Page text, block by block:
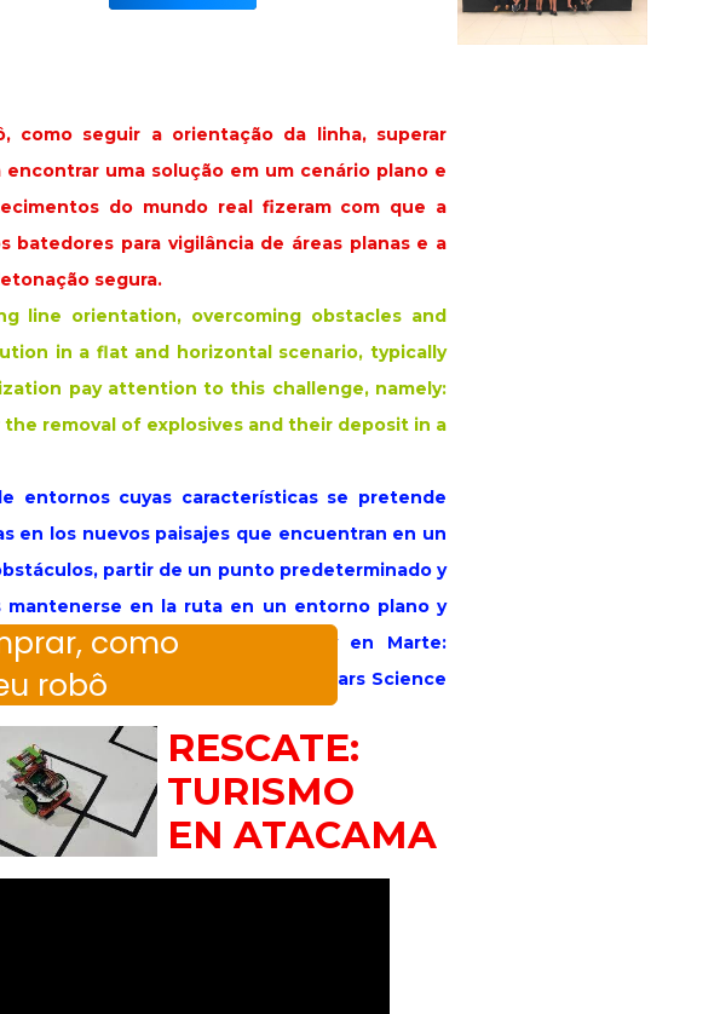
como seguir a orientação da linha, superar
uma solução em um cenário plano e
do mundo real fizeram com que a
batedores para vigilância de áreas planas e a
segura.
line orientation, overcoming obstacles and
in a flat and horizontal scenario, typically
pay attention to this challenge, namely:
removal of explosives and their deposit in a
entornos cuyas características se pretende
en los nuevos paisajes que encuentran en un
partir de un punto predeterminado y
en la ruta en un entorno plano y
Perseverance y Curiosity en Marte:
del rover Curiosity del Mars Science
RESCATE:
TURISMO
EN ATACAMA
como
robô